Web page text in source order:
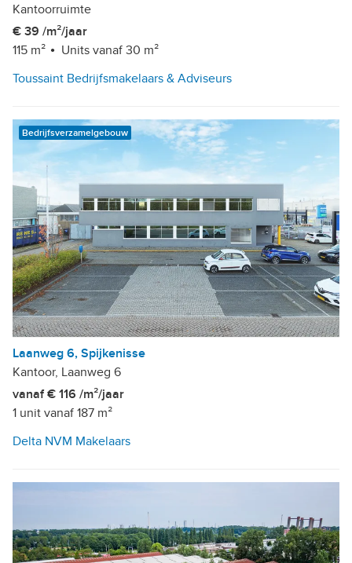
Kantoorruimte
€ 39 /m²/jaar
115 m²
Units vanaf 30 m²
Toussaint Bedrijfsmakelaars & Adviseurs
Bedrijfsverzamelgebouw
Laanweg 6, Spijkenisse
Kantoor, Laanweg 6
vanaf € 116 /m²/jaar
1 unit vanaf 187 m²
Delta NVM Makelaars